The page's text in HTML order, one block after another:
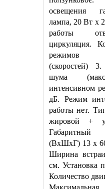
освещения
лампа, 20 Вт х
работы
циркуляция.
режимов
(скоростей)
шума
интенсивном
дБ. Режим
работы нет.
жировой +
Габаритный
(ВхШхГ) 13 x
Ширина
см. Установка
Количество
Максимальная